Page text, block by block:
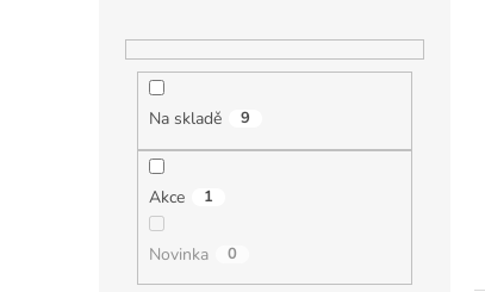
Na skladě 9
Akce 1
Novinka 0